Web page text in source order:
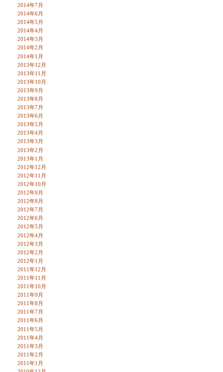
2014年7月
2014年6月
2014年5月
2014年4月
2014年3月
2014年2月
2014年1月
2013年12月
2013年11月
2013年10月
2013年9月
2013年8月
2013年7月
2013年6月
2013年5月
2013年4月
2013年3月
2013年2月
2013年1月
2012年12月
2012年11月
2012年10月
2012年9月
2012年8月
2012年7月
2012年6月
2012年5月
2012年4月
2012年3月
2012年2月
2012年1月
2011年12月
2011年11月
2011年10月
2011年9月
2011年8月
2011年7月
2011年6月
2011年5月
2011年4月
2011年3月
2011年2月
2011年1月